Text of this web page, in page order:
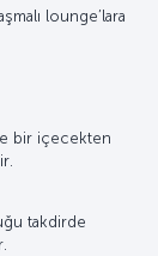
lounge’lara
bir içecekten
takdirde